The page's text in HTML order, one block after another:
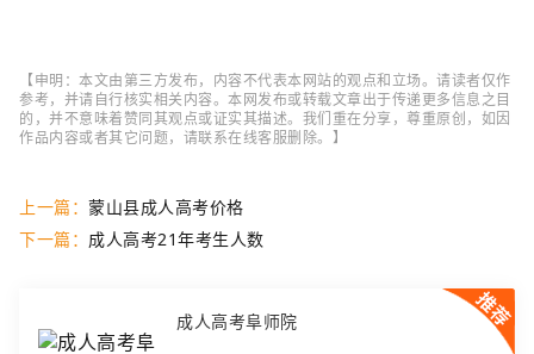
【申明：本文由第三方发布，内容不代表本网站的观点和立场。请读者仅作
参考，并请自行核实相关内容。本网发布或转载文章出于传递更多信息之目
的，并不意味着赞同其观点或证实其描述。我们重在分享，尊重原创，如因
作品内容或者其它问题，请联系在线客服删除。】
上一篇： 蒙山县成人高考价格
下一篇： 成人高考21年考生人数
成人高考阜师院